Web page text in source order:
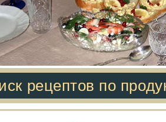
рецептов по